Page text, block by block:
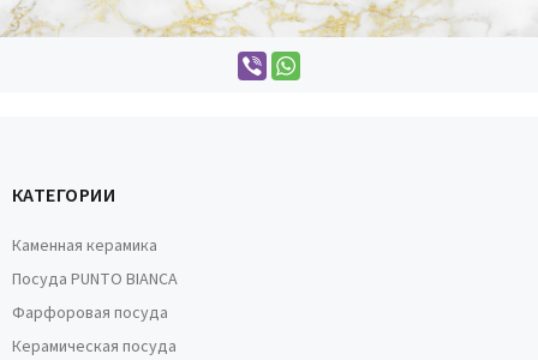
КАТЕГОРИИ
Каменная керамика
Посуда PUNTO BIANCA
Фарфоровая посуда
Керамическая посуда